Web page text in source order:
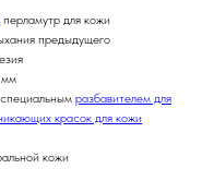
перламутр для кожи
предыдущего
мм
разбавителем для
красок для кожи
кожи